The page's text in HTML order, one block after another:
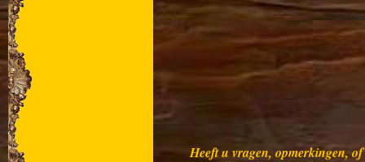
Heeft u vragen, opmerkingen,